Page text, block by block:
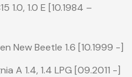
1.0, 1.0 E [10.1984 –
New Beetle 1.6 [10.1999 -]
A 1.4, 1.4 LPG [09.2011 -]